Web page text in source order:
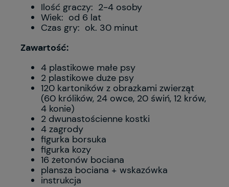
Ilość graczy: 2-4 osoby
Wiek: od 6 lat
Czas gry: ok. 30 minut
Zawartość:
4 plastikowe małe psy
2 plastikowe duże psy
120 kartoników z obrazkami zwierząt
(60 królików, 24 owce, 20 świń, 12 krów,
4 konie)
2 dwunastościenne kostki
4 zagrody
figurka borsuka
figurka kozy
16 żetonów bociana
plansza bociana + wskazówka
instrukcja